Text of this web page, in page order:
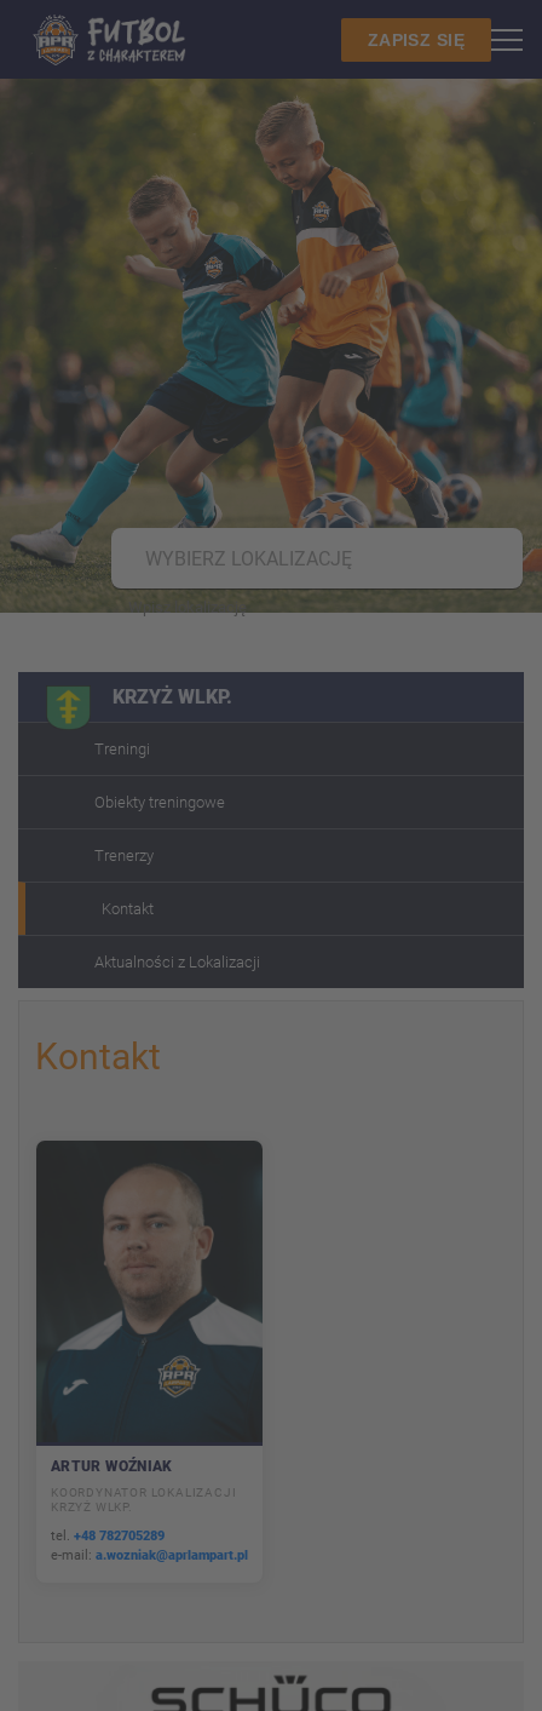
ZAPISZ SIĘ
WYBIERZ LOKALIZACJĘ
KRZYŻ WLKP.
Treningi
Obiekty treningowe
Trenerzy
Kontakt
Aktualności z Lokalizacji
Kontakt
ARTUR WOŹNIAK
KOORDYNATOR LOKALIZACJI
KRZYŻ WLKP.
tel. +48 782705289
e-mail: a.wozniak@aprlampart.pl